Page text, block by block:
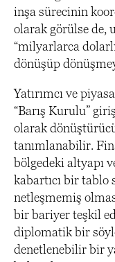
inşa sürecinin
olarak görülse de,
“milyarlarca
dönüşüp
Yatırımcı ve
“Barış Kurulu”
olarak
tanımlanabilir.
bölgedeki altyapı
kabartıcı bir
netleşmemiş
bir bariyer teşkil
diplomatik bir
denetlenebilir bir